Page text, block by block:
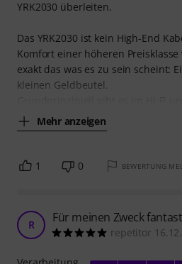
YRK2030 überleiten.
Das YRK2030 ist kein High-End
Komfort einer höheren
exakt das was es zu sein scheint:
kleinen Geldbeutel.
Mehr anzeigen
1 0 BEWERTUNG
R Für meinen Zweck
repetitor